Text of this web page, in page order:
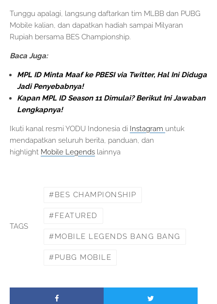
Tunggu apalagi, langsung daftarkan tim MLBB dan PUBG
Mobile kalian, dan dapatkan hadiah sampai Milyaran
Rupiah bersama BES Championship.
Baca Juga:
MPL ID Minta Maaf ke PBESI via Twitter, Hal Ini Diduga
Jadi Penyebabnya!
Kapan MPL ID Season 11 Dimulai? Berikut Ini Jawaban
Lengkapnya!
Ikuti kanal resmi YODU Indonesia di Instagram untuk
mendapatkan seluruh berita, panduan, dan
highlight Mobile Legends lainnya
TAGS
BES CHAMPIONSHIP
FEATURED
MOBILE LEGENDS BANG BANG
PUBG MOBILE